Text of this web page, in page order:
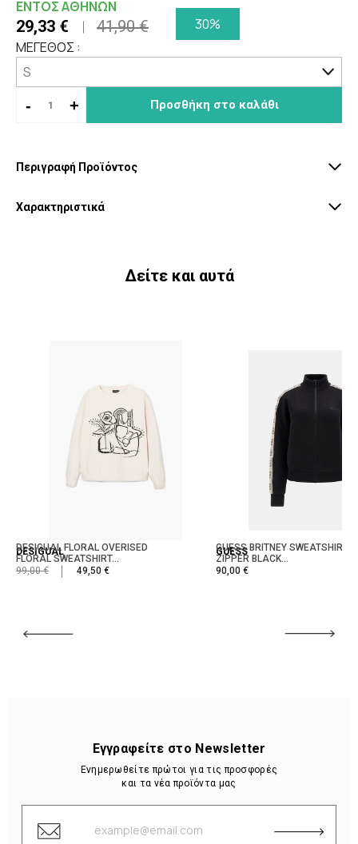
ΕΝΤΟΣ ΑΘΗΝΩΝ
29,33 € 41,90 €
30%
ΜΕΓΕΘΟΣ :
- + Προσθήκη στο καλάθι
Περιγραφή Προϊόντος
Χαρακτηριστικά
Δείτε και αυτά
DESIGUAL
DESIGUAL FLORAL OVERISED
FLORAL SWEATSHIRT...
99,00 €
49,50 €
GUESS
GUESS BRITNEY SWEATSHIRT
ZIPPER BLACK...
90,00 €
Εγγραφείτε στο Newsletter
Ενημερωθείτε πρώτοι για τις προσφορές
και τα νέα προϊόντα μας